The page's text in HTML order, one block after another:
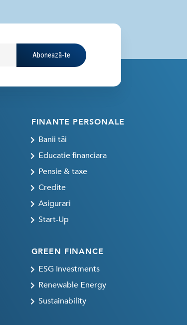
Abonează-te
FINANTE PERSONALE
Banii tăi
Educatie financiara
Pensie & taxe
Credite
Asigurari
Start-Up
GREEN FINANCE
ESG Investments
Renewable Energy
Sustainability